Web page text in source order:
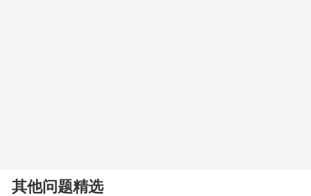
其他问题精选